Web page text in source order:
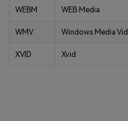
WEBM WEB Media
WMV Windows Media
XVID Xvid